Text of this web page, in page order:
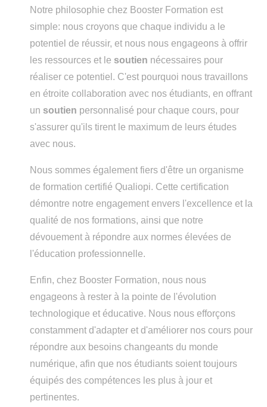
Notre philosophie chez Booster Formation est
simple: nous croyons que chaque individu a le
potentiel de réussir, et nous nous engageons à offrir
les ressources et le soutien nécessaires pour
réaliser ce potentiel. C'est pourquoi nous travaillons
en étroite collaboration avec nos étudiants, en offrant
un soutien personnalisé pour chaque cours, pour
s'assurer qu'ils tirent le maximum de leurs études
avec nous.
Nous sommes également fiers d'être un organisme
de formation certifié Qualiopi. Cette certification
démontre notre engagement envers l'excellence et la
qualité de nos formations, ainsi que notre
dévouement à répondre aux normes élevées de
l'éducation professionnelle.
Enfin, chez Booster Formation, nous nous
engageons à rester à la pointe de l'évolution
technologique et éducative. Nous nous efforçons
constamment d'adapter et d'améliorer nos cours pour
répondre aux besoins changeants du monde
numérique, afin que nos étudiants soient toujours
équipés des compétences les plus à jour et
pertinentes.